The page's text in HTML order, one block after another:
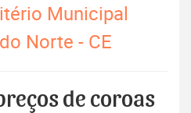
Municipal
Norte - CE
de coroas